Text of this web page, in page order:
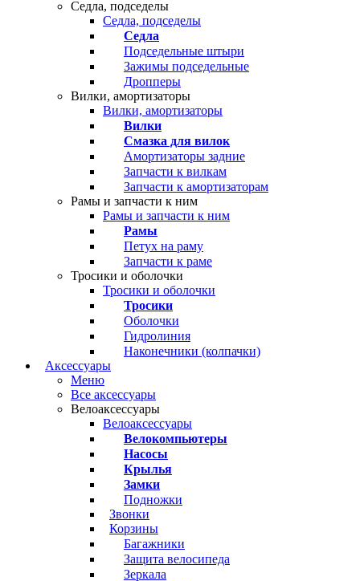
Седла, подседелы
Седла, подседелы
Седла
Подседельные штыри
Зажимы подседельные
Дропперы
Вилки, амортизаторы
Вилки, амортизаторы
Вилки
Смазка для вилок
Амортизаторы задние
Запчасти к вилкам
Запчасти к амортизаторам
Рамы и запчасти к ним
Рамы и запчасти к ним
Рамы
Петух на раму
Запчасти к раме
Тросики и оболочки
Тросики и оболочки
Тросики
Оболочки
Гидролиния
Наконечники (колпачки)
Аксессуары
Меню
Все аксессуары
Велоаксессуары
Велоаксессуары
Велокомпьютеры
Насосы
Крылья
Замки
Подножки
Звонки
Корзины
Багажники
Защита велосипеда
Зеркала